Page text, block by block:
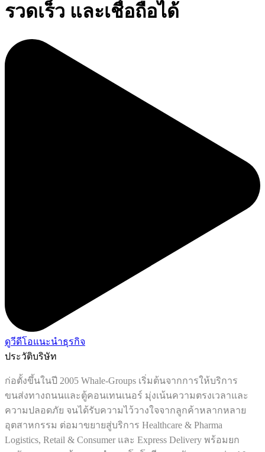
รวดเร็ว และเชื่อถือได้
ดูวีดีโอแนะนำธุรกิจ
ประวัติบริษัท
ก่อตั้งขึ้นในปี 2005 Whale-Groups เริ่มต้นจากการให้บริการ
ขนส่งทางถนนและตู้คอนเทนเนอร์ มุ่งเน้นความตรงเวลาและ
ความปลอดภัย จนได้รับความไว้วางใจจากลูกค้าหลากหลาย
อุตสาหกรรม ต่อมาขยายสู่บริการ Healthcare & Pharma
Logistics, Retail & Consumer และ Express Delivery พร้อมยก